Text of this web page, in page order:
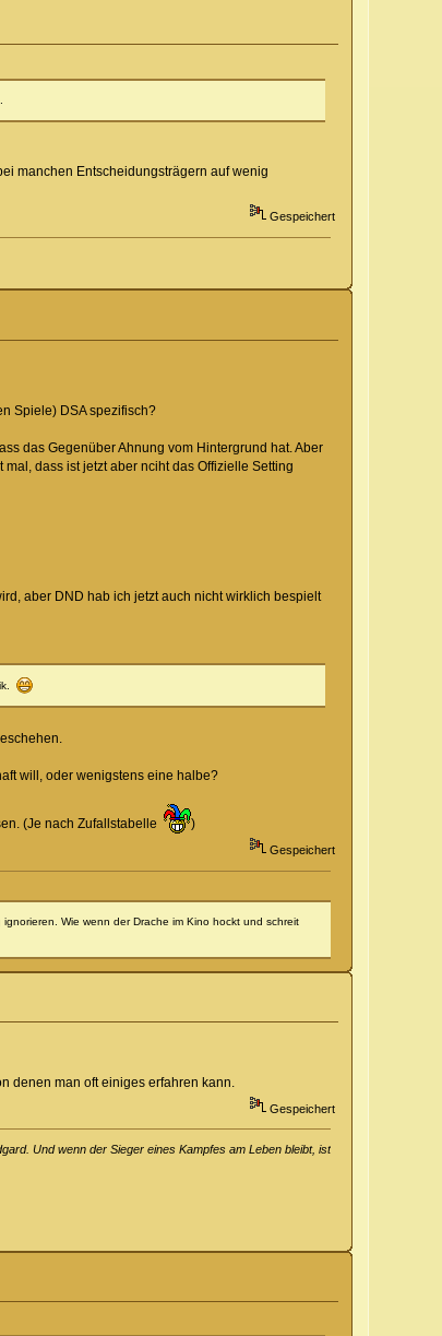
manchen Entscheidungsträgern auf wenig
Gespeichert
Spiele) DSA spezifisch?
das Gegenüber Ahnung vom Hintergrund hat. Aber
dass ist jetzt aber nciht das Offizielle Setting
aber DND hab ich jetzt auch nicht wirklich bespielt
will, oder wenigstens eine halbe?
(Je nach Zufallstabelle )
Gespeichert
Wie wenn der Drache im Kino hockt und schreit
denen man oft einiges erfahren kann.
Gespeichert
Und wenn der Sieger eines Kampfes am Leben bleibt, ist